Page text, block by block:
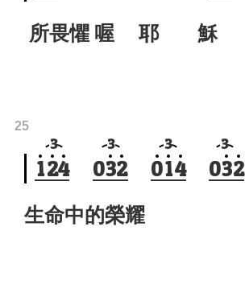
所畏懼 喔 耶 穌
124 032 014 032
3 3 3 3
25
生命中的榮耀